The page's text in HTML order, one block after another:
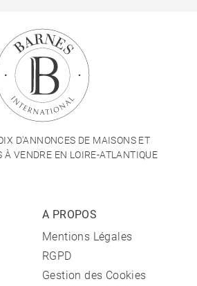
D'ANNONCES DE MAISONS ET
À VENDRE EN LOIRE-ATLANTIQUE
A PROPOS
Mentions Légales
RGPD
Gestion des Cookies